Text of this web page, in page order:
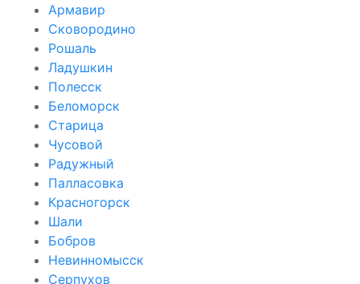
Армавир
Сковородино
Рошаль
Ладушкин
Полесск
Беломорск
Старица
Чусовой
Радужный
Палласовка
Красногорск
Шали
Бобров
Невинномысск
Серпухов